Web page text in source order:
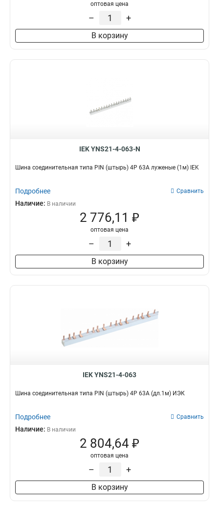
оптовая цена
– +
В корзину
IEK YNS21-4-063-N
Шина соединительная типа PIN (штырь) 4P 63А луженые (1м) IEK
Подробнее Сравнить
Наличие: В наличии
2 776,11 ₽
оптовая цена
– +
В корзину
IEK YNS21-4-063
Шина соединительная типа PIN (штырь) 4Р 63А (дл.1м) ИЭК
Подробнее Сравнить
Наличие: В наличии
2 804,64 ₽
оптовая цена
– +
В корзину